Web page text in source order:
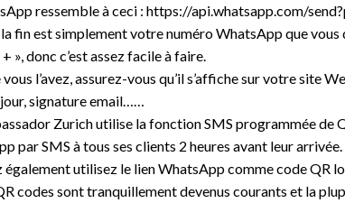
ressemble à ceci : https://api.whatsapp.com/
la fin est simplement votre numéro WhatsApp que vous
+ », donc c’est assez facile à faire.
l’avez, assurez-vous qu’il s’affiche sur votre site
signature email……
Zurich utilise la fonction SMS programmée de
par SMS à tous ses clients 2 heures avant leur arrivée.
également utilisez le lien WhatsApp comme code QR
codes sont tranquillement devenus courants et la